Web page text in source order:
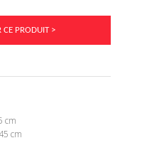
CE PRODUIT >
cm
cm